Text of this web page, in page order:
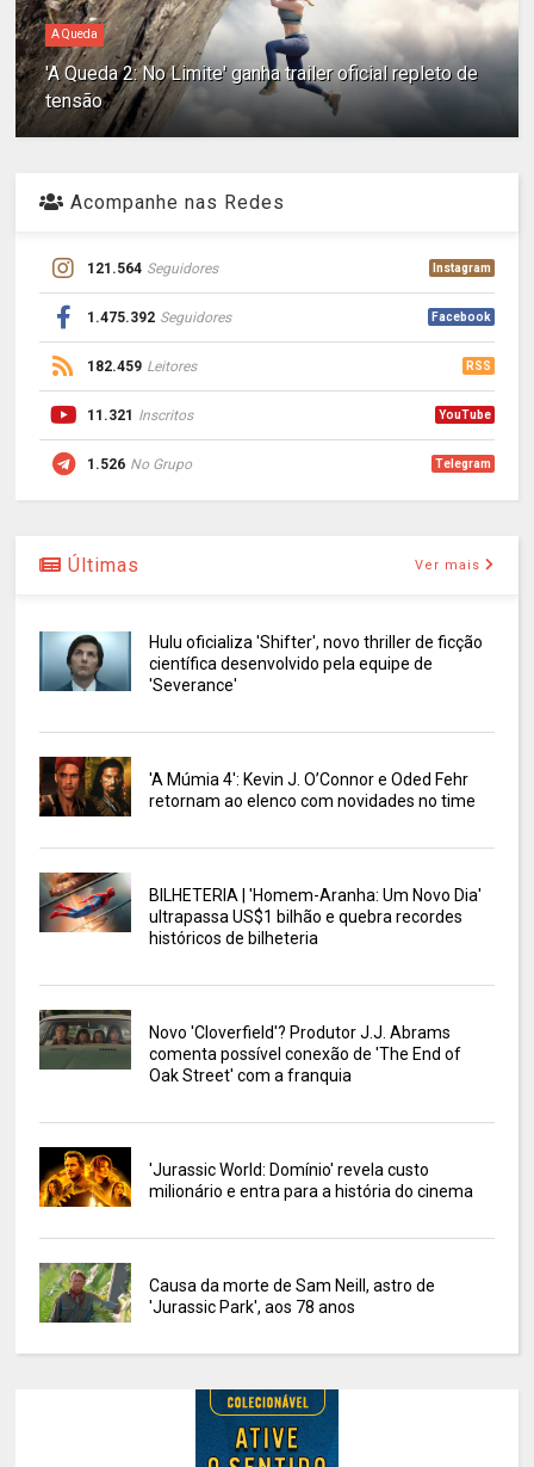
A Queda
'A Queda 2: No Limite' ganha trailer oficial repleto de
tensão
Acompanhe nas Redes
121.564 Seguidores Instagram
1.475.392 Seguidores Facebook
182.459 Leitores RSS
11.321 Inscritos YouTube
1.526 No Grupo Telegram
Últimas Ver mais
Hulu oficializa 'Shifter', novo thriller de ficção
científica desenvolvido pela equipe de
'Severance'
'A Múmia 4': Kevin J. O’Connor e Oded Fehr
retornam ao elenco com novidades no time
BILHETERIA | 'Homem-Aranha: Um Novo Dia'
ultrapassa US$1 bilhão e quebra recordes
históricos de bilheteria
Novo 'Cloverfield'? Produtor J.J. Abrams
comenta possível conexão de 'The End of
Oak Street' com a franquia
'Jurassic World: Domínio' revela custo
milionário e entra para a história do cinema
Causa da morte de Sam Neill, astro de
'Jurassic Park', aos 78 anos